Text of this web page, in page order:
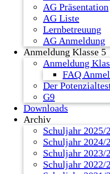
AG Präsentation
AG Liste
Lernbetreuung
AG Anmeldung
Anmeldung Klasse 5
Anmeldung
FAQ
Der
G9
Downloads
Archiv
Schuljahr 2025/
Schuljahr 2024/
Schuljahr 2023/
Schuljahr 2022/